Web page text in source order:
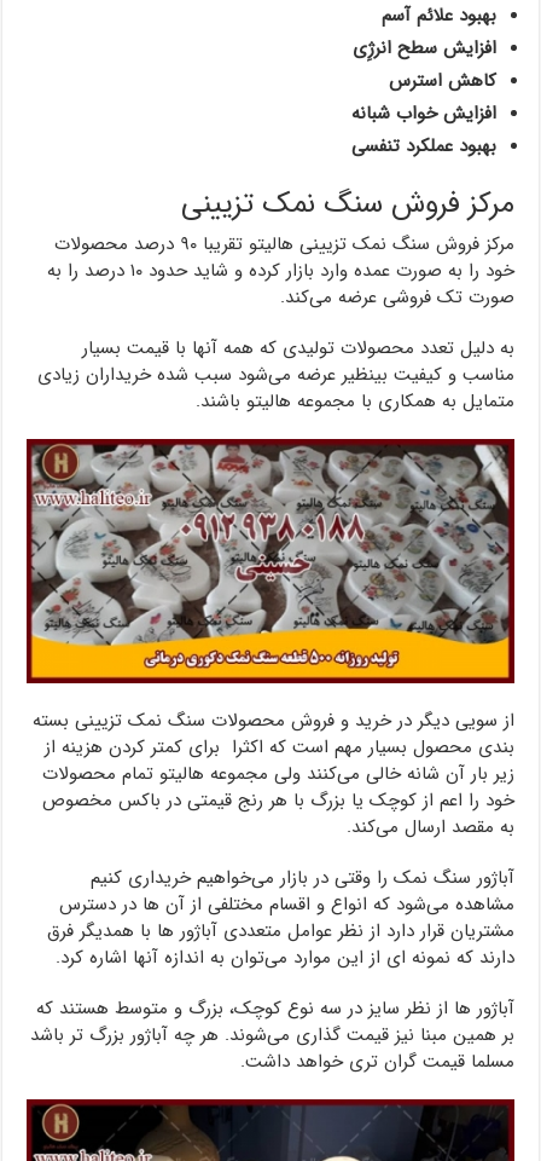
بهبود علائم آسم
افزایش سطح انرژِی
کاهش استرس
افزایش خواب شبانه
بهبود عملکرد تنفسی
مرکز فروش سنگ نمک تزیینی
مرکز فروش سنگ نمک تزیینی هالیتو تقریبا ۹۰ درصد محصولات
خود را به صورت عمده وارد بازار کرده و شاید حدود ۱۰ درصد را به
صورت تک فروشی عرضه می‌کند.
به دلیل تعدد محصولات تولیدی که همه آنها با قیمت بسیار
مناسب و کیفیت بینظیر عرضه می‌شود سبب شده خریداران زیادی
متمایل به همکاری با مجموعه هالیتو باشند.
از سویی دیگر در خرید و فروش محصولات سنگ نمک تزیینی بسته
بندی محصول بسیار مهم است که اکثرا برای کمتر کردن هزینه از
زیر بار آن شانه خالی می‌کنند ولی مجموعه هالیتو تمام محصولات
خود را اعم از کوچک یا بزرگ با هر رنج قیمتی در باکس مخصوص
به مقصد ارسال می‌کند.
آباژور سنگ نمک را وقتی در بازار می‌خواهیم خریداری کنیم
مشاهده می‌شود که انواع و اقسام مختلفی از آن ها در دسترس
مشتریان قرار دارد از نظر عوامل متعددی آباژور ها با همدیگر فرق
دارند که نمونه ای از این موارد می‌توان به اندازه آنها اشاره کرد.
آباژور ها از نظر سایز در سه نوع کوچک، بزرگ و متوسط هستند که
بر همین مبنا نیز قیمت گذاری می‌شوند. هر چه آباژور بزرگ تر باشد
مسلما قیمت گران تری خواهد داشت.